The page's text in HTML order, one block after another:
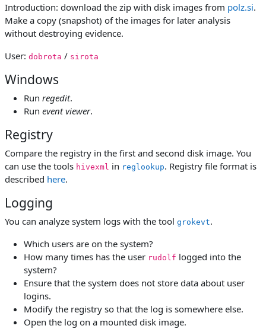
Introduction: download the zip with disk images from polz.si.
Make a copy (snapshot) of the images for later analysis
without destroying evidence.
User: dobrota / sirota
Windows
Run regedit.
Run event viewer.
Registry
Compare the registry in the first and second disk image. You
can use the tools hivexml in reglookup. Registry file format is
described here.
Logging
You can analyze system logs with the tool grokevt.
Which users are on the system?
How many times has the user rudolf logged into the
system?
Ensure that the system does not store data about user
logins.
Modify the registry so that the log is somewhere else.
Open the log on a mounted disk image.